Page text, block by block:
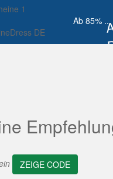
Ab 85% ...
DE
ZEIGE CODE